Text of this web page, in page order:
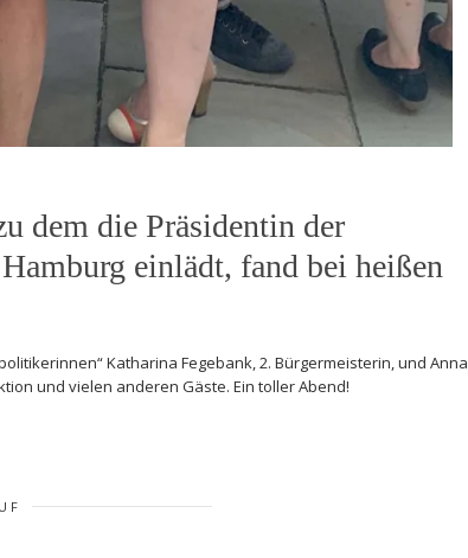
dem die Präsidentin der
einlädt, fand bei heißen
Katharina Fegebank, 2. Bürgermeisterin, und Anna
und vielen anderen Gäste. Ein toller Abend!